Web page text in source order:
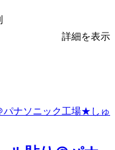
詳細を表示